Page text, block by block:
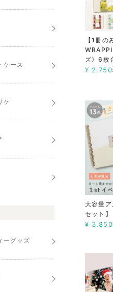
【1冊
ズ》6枚
¥ 2,750
大容量
セット
¥ 3,850
ケース
ケ
ーグッズ